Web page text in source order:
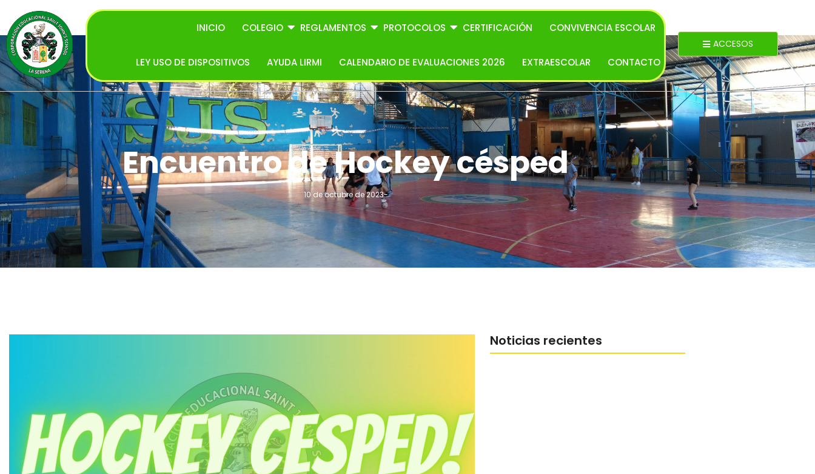
INICIO COLEGIO REGLAMENTOS PROTOCOLOS CERTIFICACIÓN CONVIVENCIA ESCOLAR
LEY USO DE DISPOSITIVOS AYUDA LIRMI CALENDARIO DE EVALUACIONES 2026 EXTRAESCOLAR CONTACTO
ACCESOS
Encuentro de Hockey césped
10 de octubre de 2023-
Noticias recientes